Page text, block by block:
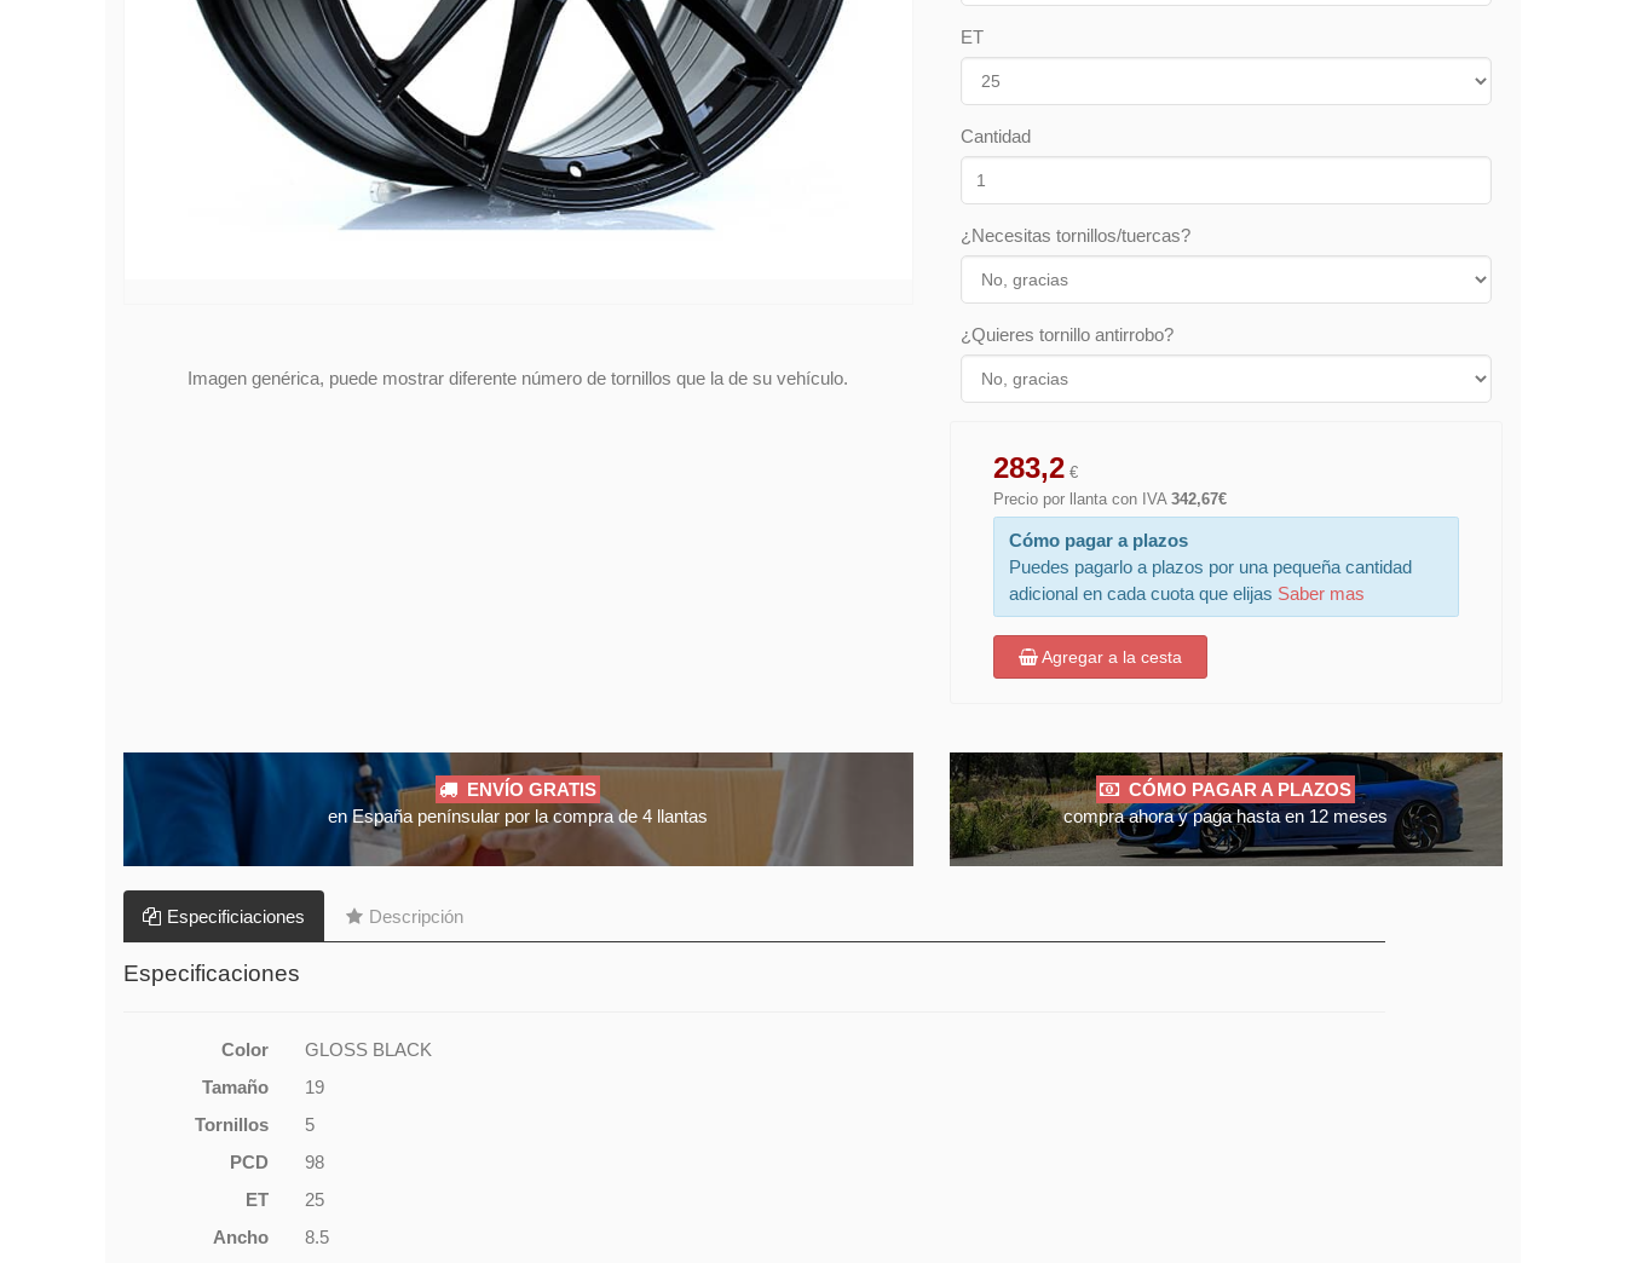
Imagen genérica, puede mostrar diferente número de tornillos que la de su vehículo.
ET
Cantidad
¿Necesitas tornillos/tuercas?
¿Quieres tornillo antirrobo?
283,2 €
Precio por llanta con IVA 342,67€
Cómo pagar a plazos
Puedes pagarlo a plazos por una pequeña cantidad
adicional en cada cuota que elijas Saber mas
Agregar a la cesta
ENVÍO GRATIS
en España penínsular por la compra de 4 llantas
CÓMO PAGAR A PLAZOS
compra ahora y paga hasta en 12 meses
Especificiaciones Descripción
Especificaciones
Color
GLOSS BLACK
Tamaño
19
Tornillos
5
PCD
98
ET
25
Ancho
8.5